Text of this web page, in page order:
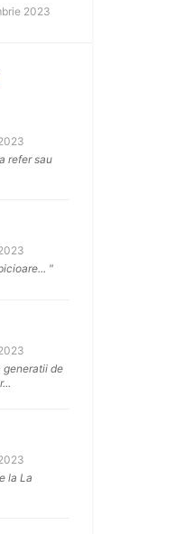
2023
refer sau
"
generatii de
la La